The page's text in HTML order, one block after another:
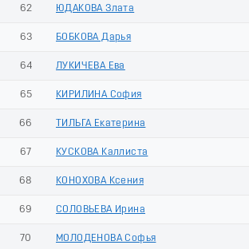
62 ЮДАКОВА Злата
63 БОБКОВА Дарья
64 ЛУКИЧЕВА Ева
65 КИРИЛИНА София
66 ТИЛЬГА Екатерина
67 КУСКОВА Каллиста
68 КОНОХОВА Ксения
69 СОЛОВЬЕВА Ирина
70 МОЛОДЕНОВА Софья